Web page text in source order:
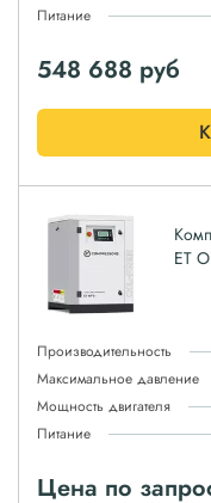
Питание
548 688 руб
ET
Производительность
Максимальное давление
Мощность двигателя
Питание
Цена по